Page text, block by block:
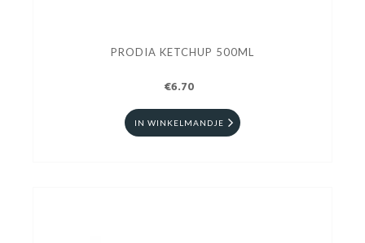
PRODIA KETCHUP 500ML
€6.70
IN WINKELMANDJE